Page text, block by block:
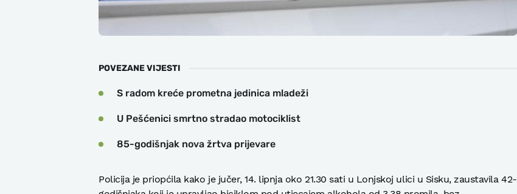
POVEZANE VIJESTI
S radom kreće prometna jedinica mladeži
U Pešćenici smrtno stradao motociklist
85-godišnjak nova žrtva prijevare
Policija je priopćila kako je jučer, 14. lipnja oko 21.30 sati u Lonjskoj ulici u Sisku, zaustavila 42-